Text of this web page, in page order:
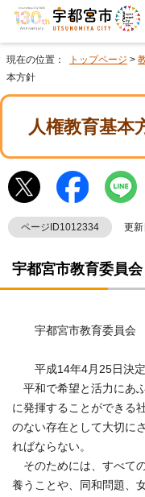
現在の位置： トップページ >
本方針
人権教育基本
ページID1012334 更新
宇都宮市教育委員
宇都宮市教育委員会
平成14年4月25日決定
平和で希望と活力にあ
に発揮することができる
のない存在として大切に
ればならない。
そのためには、すべて
養うことや、同和問題、